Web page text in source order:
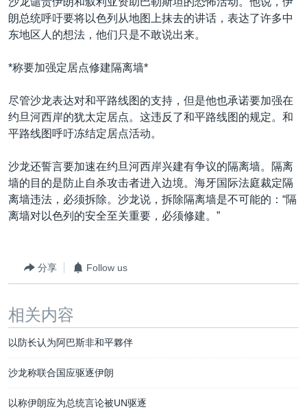
南中国海争端
关注西藏
朗总统呼吁要将以色列从地图上抹去的讲话，表达了许多中
东地区人的想法，他们只是不敢说出来。
*称要加强定居点修建隔离墙*
尽管沙龙表达对和平路线图的支持，但是他也承诺要加强在
约旦河西岸的犹太定居点。这违反了和平路线图的规定。和
平路线图呼吁冻结定居点活动。
沙龙还誓言要加速在约旦河西岸兴建有争议的隔离墙。隔离
墙的目的是防止自杀攻击者进入边境。海牙国际法庭裁定隔
离墙违法，必须拆除。沙龙说，拆除隔离墙是不可能的：“隔
离墙对以色列的安全至关重要，必须修建。”
分享 Follow us
相关内容
以防长认为阿巴斯非和平夥伴
沙龙称联合国应驱逐伊朗
以称伊朗应为总统言论被UN驱逐